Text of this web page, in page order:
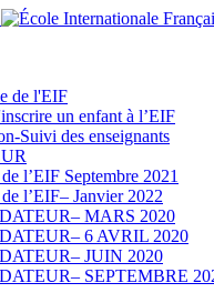
de l'EIF
un enfant à l’EIF
Suivi des enseignants
l’EIF Septembre 2021
l’EIF– Janvier 2022
MARS 2020
6 AVRIL 2020
JUIN 2020
SEPTEMBRE